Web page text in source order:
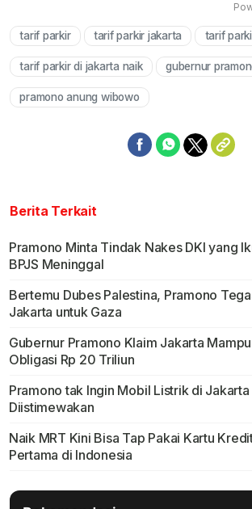
tarif parkir tarif parkir jakarta tarif
tarif parkir di jakarta naik gubernur
pramono anung wibowo
Berita Terkait
Pramono Minta Tindak Nakes DKI yang
BPJS Meninggal
Bertemu Dubes Palestina, Pramono
Jakarta untuk Gaza
Gubernur Pramono Klaim Jakarta
Obligasi Rp 20 Triliun
Pramono tak Ingin Mobil Listrik di
Diistimewakan
Naik MRT Kini Bisa Tap Pakai Kartu
Pertama di Indonesia